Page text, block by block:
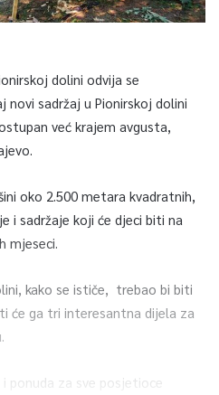
dolini odvija se
novi sadržaj u Pionirskoj dolini
već krajem avgusta,
oko 2.500 metara kvadratnih,
i sadržaje koji će djeci biti na
mjeseci.
kako se ističe, trebao bi biti
će ga tri interesantna dijela za
ponuda za sve posjetioce